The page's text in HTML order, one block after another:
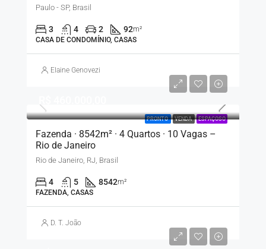
Paulo - SP, Brasil
3 4 2 92m²
CASA DE CONDOMÍNIO, CASAS
Elaine Genovezi
PRONTO VENDA ESPAÇOSO
Fazenda · 8542m² · 4 Quartos · 10 Vagas –
Rio de Janeiro
Rio de Janeiro, RJ, Brasil
4 5 8542m²
FAZENDA, CASAS
D. T. João